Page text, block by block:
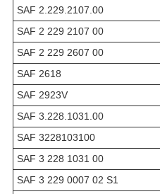
SAF 2.229.2107.00
SAF 2 229 2107 00
SAF 2 229 2607 00
SAF 2618
SAF 2923V
SAF 3.228.1031.00
SAF 3228103100
SAF 3 228 1031 00
SAF 3 229 0007 02 S1